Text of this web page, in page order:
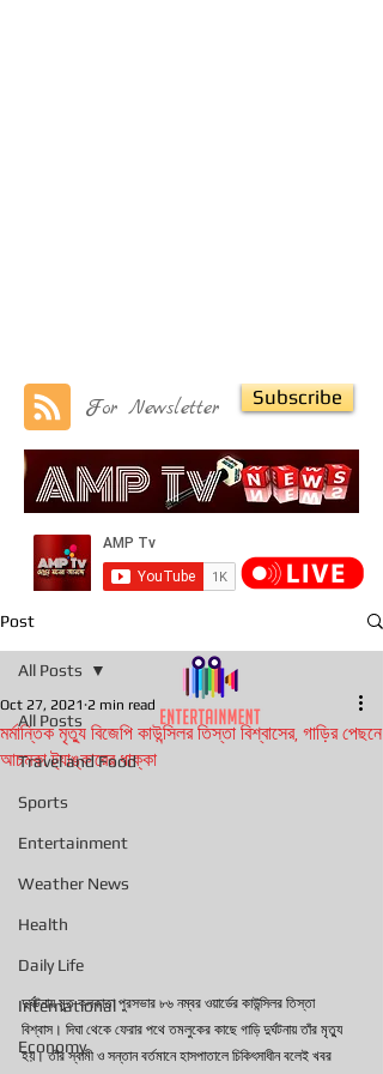
For Newsletter Subscribe
Post
All Posts
Travel and Food
Sports
Entertainment
Weather News
Health
Daily Life
International
Economy
All Posts
মর্মান্তিক মৃত্যু বিজেপি কাউন্সিলর তিস্তা বিশ্বাসের, গাড়ির পেছনে
আচমকা ট্যাঙ্কারের ধাক্কা
Oct 27, 2021 2 min read
দুর্ঘটনায় মৃত কলকাতা পুরসভার ৮৬ নম্বর ওয়ার্ডের কাউন্সিলর তিস্তা
বিশ্বাস। দিঘা থেকে ফেরার পথে তমলুকের কাছে গাড়ি দুর্ঘটনায় তাঁর মৃত্যু
হয়। তাঁর স্বামী ও সন্তান বর্তমানে হাসপাতালে চিকিৎসাধীন বলেই খবর